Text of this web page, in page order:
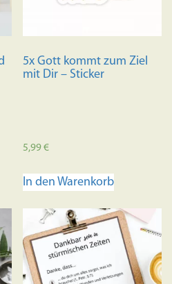
5x Gott kommt zum Ziel
mit Dir – Sticker
5,99€
In den Warenkorb